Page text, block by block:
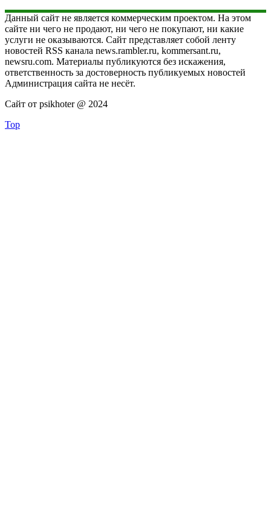
Данный сайт не является коммерческим проектом. На этом
сайте ни чего не продают, ни чего не покупают, ни какие
услуги не оказываются. Сайт представляет собой ленту
новостей RSS канала news.rambler.ru, kommersant.ru,
newsru.com. Материалы публикуются без искажения,
ответственность за достоверность публикуемых новостей
Администрация сайта не несёт.
Сайт от psikhoter @ 2024
Top